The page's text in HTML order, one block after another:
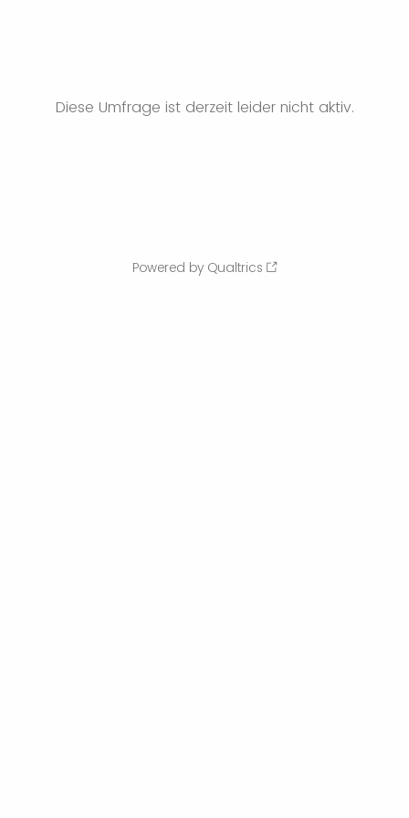
Diese Umfrage ist derzeit leider nicht aktiv.
Powered by Qualtrics